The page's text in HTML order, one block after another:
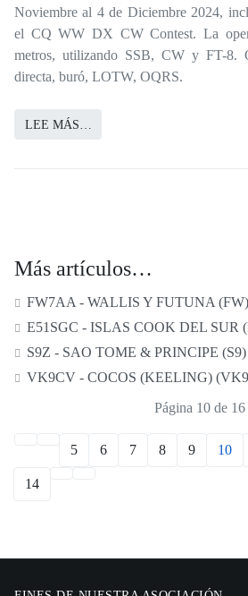
Noviembre al 4 de Diciembre 2024,
el CQ WW DX CW Contest. La
metros, utilizando SSB, CW y FT-
directa, buró, LOTW, OQRS.
LEE MÁS…
Más artículos…
FW7AA - WALLIS Y FUTUNA (FW)
E51SGC - ISLAS COOK DEL SUR
S9Z - SAO TOME & PRINCIPE (S9)
VK9CV - COCOS (KEELING)
Página 10 de 16
5 6 7 8 9 10
14